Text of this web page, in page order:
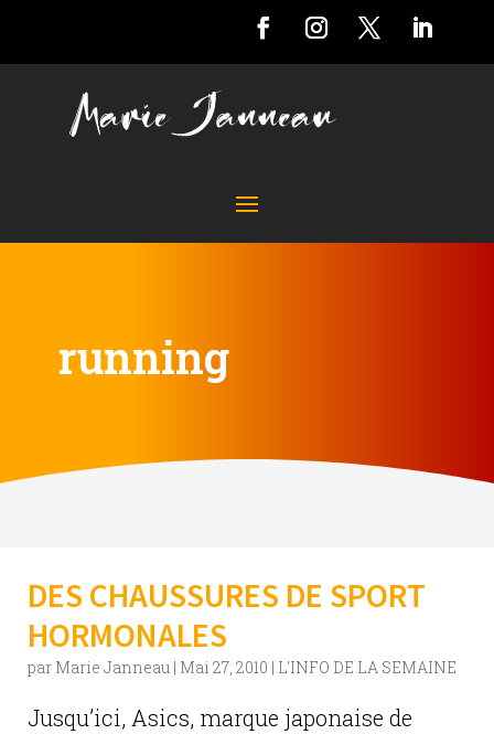
running
DES CHAUSSURES DE SPORT
HORMONALES
par Marie Janneau | Mai 27, 2010 | L'INFO DE LA SEMAINE
Jusqu’ici, Asics, marque japonaise de